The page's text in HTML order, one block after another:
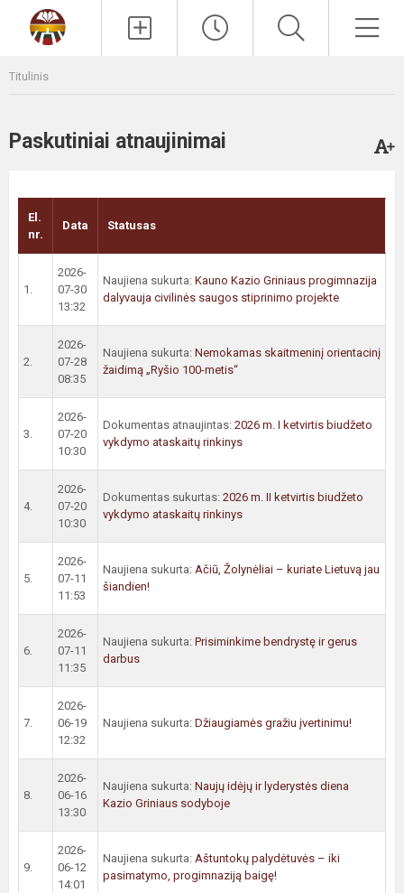
Titulinis
Paskutiniai atnaujinimai
El.
nr.
Data Statusas
1.
2026-
07-30
13:32
Naujiena sukurta: Kauno Kazio Griniaus progimnazija
dalyvauja civilinės saugos stiprinimo projekte
2.
2026-
07-28
08:35
Naujiena sukurta: Nemokamas skaitmeninį orientacinį
žaidimą „Ryšio 100-metis“
3.
2026-
07-20
10:30
Dokumentas atnaujintas: 2026 m. I ketvirtis biudžeto
vykdymo ataskaitų rinkinys
4.
2026-
07-20
10:30
Dokumentas sukurtas: 2026 m. II ketvirtis biudžeto
vykdymo ataskaitų rinkinys
5.
2026-
07-11
11:53
Naujiena sukurta: Ačiū, Žolynėliai – kuriate Lietuvą jau
šiandien!
6.
2026-
07-11
11:35
Naujiena sukurta: Prisiminkime bendrystę ir gerus
darbus
7.
2026-
06-19
12:32
Naujiena sukurta: Džiaugiamės gražiu įvertinimu!
8.
2026-
06-16
13:30
Naujiena sukurta: Naujų idėjų ir lyderystės diena
Kazio Griniaus sodyboje
9.
2026-
06-12
14:01
Naujiena sukurta: Aštuntokų palydėtuvės – iki
pasimatymo, progimnaziją baigę!